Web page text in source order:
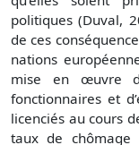
politiques (Duval,
de ces
nations
mise en œuvre
fonctionnaires et
licenciés au cours
taux de